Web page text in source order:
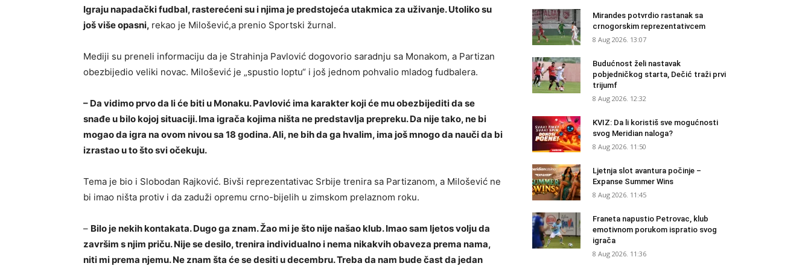
Igraju napadački fudbal, rasterećeni su i njima je predstojeća utakmica za uživanje. Utoliko su
još više opasni, rekao je Milošević,a prenio Sportski žurnal.
Mediji su preneli informaciju da je Strahinja Pavlović dogovorio saradnju sa Monakom, a Partizan
obezbijedio veliki novac. Milošević je „spustio loptu“ i još jednom pohvalio mladog fudbalera.
– Da vidimo prvo da li će biti u Monaku. Pavlović ima karakter koji će mu obezbijediti da se
snađe u bilo kojoj situaciji. Ima igrača kojima ništa ne predstavlja prepreku. Da nije tako, ne bi
mogao da igra na ovom nivou sa 18 godina. Ali, ne bih da ga hvalim, ima još mnogo da nauči da bi
izrastao u to što svi očekuju.
Tema je bio i Slobodan Rajković. Bivši reprezentativac Srbije trenira sa Partizanom, a Milošević ne
bi imao ništa protiv i da zaduži opremu crno-bijelih u zimskom prelaznom roku.
– Bilo je nekih kontakata. Dugo ga znam. Žao mi je što nije našao klub. Imao sam ljetos volju da
završim s njim priču. Nije se desilo, trenira individualno i nema nikakvih obaveza prema nama,
niti mi prema njemu. Ne znam šta će se desiti u decembru. Treba da nam bude čast da jedan
Mirandes potvrdio rastanak sa
crnogorskim reprezentativcem
8 Aug 2026. 13:07
Budućnost želi nastavak
pobjedničkog starta, Dečić traži prvi
trijumf
8 Aug 2026. 12:32
KVIZ: Da li koristiš sve mogućnosti
svog Meridian naloga?
8 Aug 2026. 11:50
Ljetnja slot avantura počinje –
Expanse Summer Wins
8 Aug 2026. 11:45
Franeta napustio Petrovac, klub
emotivnom porukom ispratio svog
igrača
8 Aug 2026. 11:36